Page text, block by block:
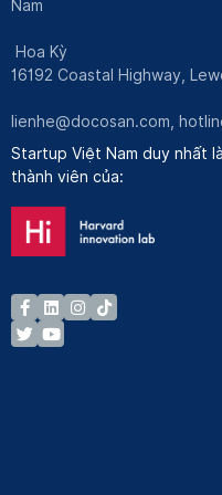
Nam
Hoa Kỳ
16192 Coastal Highway,
lienhe@docosan.com ,
Startup Việt Nam duy nhất là
thành viên của: